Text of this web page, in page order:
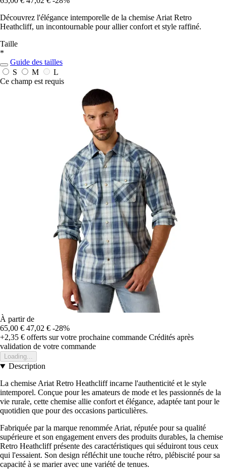
Découvrez l'élégance intemporelle de la chemise Ariat Retro
Heathcliff, un incontournable pour allier confort et style raffiné.
Taille
*
Guide des tailles
S
M
L
Ce champ est requis
À partir de
65,00 € 47,02 € -28%
+2,35 € offerts sur votre prochaine commande Crédités après
validation de votre commande
Loading...
Description
La chemise Ariat Retro Heathcliff incarne l'authenticité et le style
intemporel. Conçue pour les amateurs de mode et les passionnés de la
vie rurale, cette chemise allie confort et élégance, adaptée tant pour le
quotidien que pour des occasions particulières.
Fabriquée par la marque renommée Ariat, réputée pour sa qualité
supérieure et son engagement envers des produits durables, la chemise
Retro Heathcliff présente des caractéristiques qui séduiront tous ceux
qui l'essaient. Son design réfléchit une touche rétro, plébiscité pour sa
capacité à se marier avec une variété de tenues.